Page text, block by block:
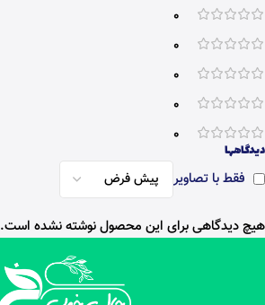
0
0
0
0
0
دیدگاهها
فقط با تصاویر
هیچ دیدگاهی برای این محصول نوشته نشده است.